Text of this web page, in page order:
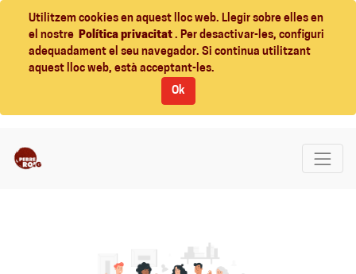
Utilitzem cookies en aquest lloc web. Llegir sobre elles en
el nostre Política privacitat . Per desactivar-les, configuri
adequadament el seu navegador. Si continua utilitzant
aquest lloc web, està acceptant-les.
Ok